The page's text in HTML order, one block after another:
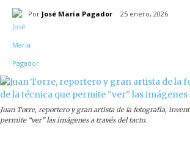
Por José María Pagador 25 enero, 2026
Juan Torre, reportero y gran artista de la fotografía,
permite “ver” las imágenes a través del tacto.